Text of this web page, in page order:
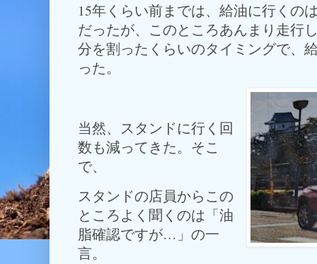
15年くらい前までは、給油に行くの
だったが、このところあんまり走行
分を割ったくらいのタイミングで、
った。
当然、スタンドに行く回
数も減ってきた。そこ
で、
スタンドの店員からこの
ところよく聞くのは「油
脂確認ですが…」の一
言。